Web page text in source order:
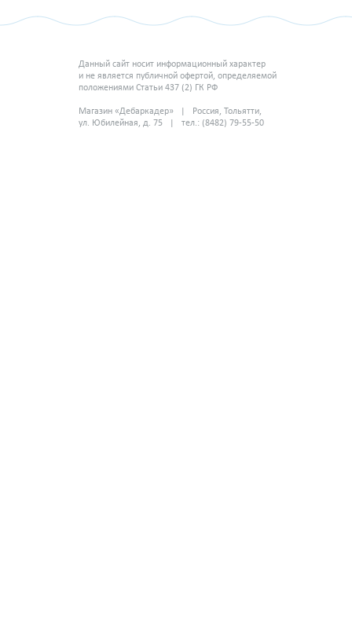
Данный сайт носит информационный характер
и не является публичной офертой, определяемой
положениями Статьи 437 (2) ГК РФ
Магазин «Дебаркадер» | Россия, Тольятти,
ул. Юбилейная, д. 75 | тел.: (8482) 79-55-50